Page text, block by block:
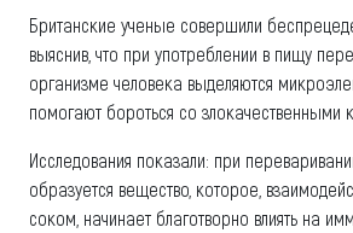
Британские ученые совершили
выяснив, что при употреблении в пищу
организме человека выделяются
помогают бороться со злокачественными
Исследования показали: при
образуется вещество, которое,
соком, начинает благотворно влиять на